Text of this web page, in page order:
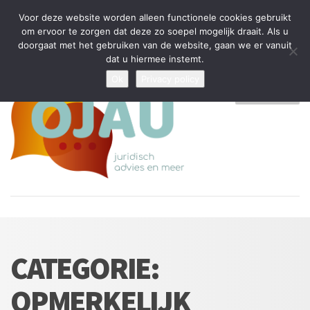
Tijdelijke stop: wegens drukte kan ik beperkt nieuwe zaken aannemen
en vragen beantwoorden
Algemene Voorwaarden
Disclaimer Privacybeleid
CATEGORIE:
OPMERKELIJK
Voor deze website worden alleen functionele cookies gebruikt
om ervoor te zorgen dat deze zo soepel mogelijk draait. Als u
doorgaat met het gebruiken van de website, gaan we er vanuit
dat u hiermee instemt.